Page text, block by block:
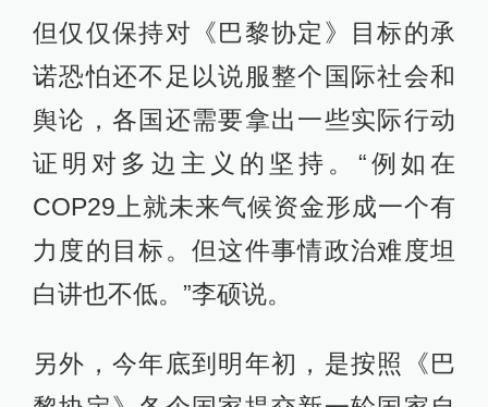
但仅仅保持对《巴黎协定》目标的承
诺恐怕还不足以说服整个国际社会和
舆论，各国还需要拿出一些实际行动
证明对多边主义的坚持。“例如在
COP29上就未来气候资金形成一个有
力度的目标。但这件事情政治难度坦
白讲也不低。”李硕说。
另外，今年底到明年初，是按照《巴